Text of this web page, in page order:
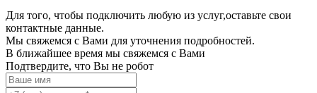
Для того, чтобы подключить любую из услуг,оставьте свои
контактные данные.
Мы свяжемся с Вами для уточнения подробностей.
В ближайшее время мы свяжемся с Вами
Подтвердите, что Вы не робот